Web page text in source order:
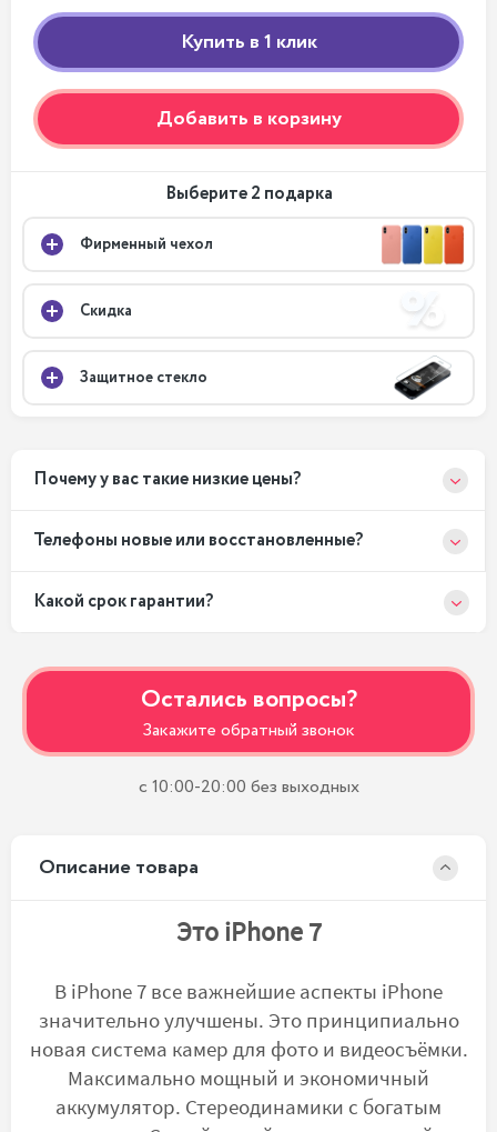
Добавить в корзину
Выберите 2 подарка
Фирменный чехол
Скидка
Защитное стекло
Почему у вас такие низкие цены?
Телефоны новые или восстановленные?
Какой срок гарантии?
Остались вопросы?
Закажите обратный звонок
с 10:00-20:00 без выходных
Описание товара
Это iPhone 7
В iPhone 7 все важнейшие аспекты iPhone
значительно улучшены. Это принципиально
новая система камер для фото и видеосъёмки.
Максимально мощный и экономичный
аккумулятор. Стереодинамики с богатым